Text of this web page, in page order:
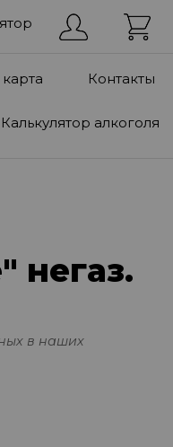
Контакты
Калькулятор алкоголя
негаз.
в наших